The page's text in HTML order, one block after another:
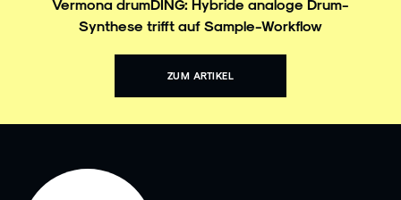
Vermona drumDING: Hybride analoge Drum-
Synthese trifft auf Sample-Workflow
ZUM ARTIKEL